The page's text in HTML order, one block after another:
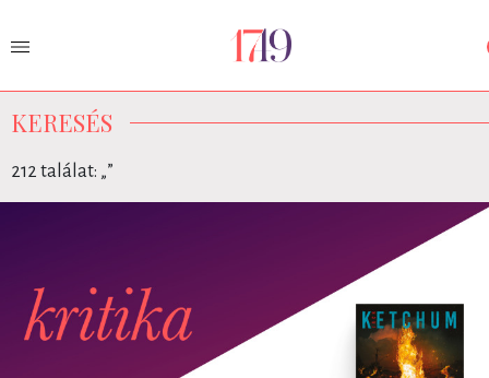
KERESÉS
212 találat: „”